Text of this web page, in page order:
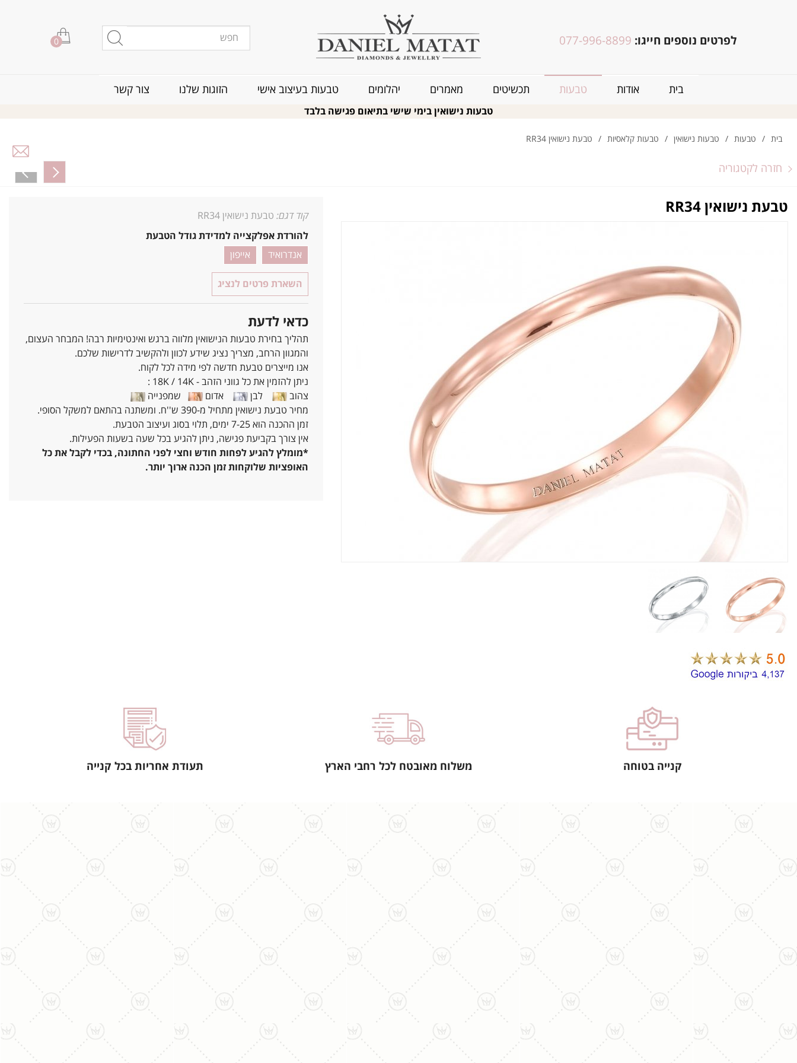
לפרטים נוספים חייגו: 077-996-8899
0
בית אודות טבעות תכשיטים מאמרים יהלומים טבעות בעיצוב אישי הזוגות שלנו צור קשר
טבעות נישואין בימי שישי בתיאום פגישה בלבד
בית / טבעות / טבעות נישואין / טבעות קלאסיות / טבעת נישואין RR34
חזרה לקטגוריה
טבעת נישואין RR34 קוד דגם: טבעת נישואין RR34
להורדת אפלקצייה למדידת גודל הטבעת
אנדרואיד
אייפון
השארת פרטים לנציג
כדאי לדעת
תהליך בחירת טבעות הנישואין מלווה ברגש ואינטימיות רבה! המבחר העצום,
והמגוון הרחב, מצריך נציג שידע לכוון ולהקשיב לדרישות שלכם.
אנו מייצרים טבעת חדשה לפי מידה לכל לקוח.
ניתן להזמין את כל גווני הזהב - 18K / 14K :
צהוב
לבן אדום
שמפנייה
מחיר טבעת נישואין מתחיל מ-390 ש''ח. ומשתנה בהתאם למשקל הסופי.
זמן ההכנה הוא 7-25 ימים, תלוי בסוג ועיצוב הטבעת.
אין צורך בקביעת פגישה, ניתן להגיע בכל שעה בשעות הפעילות.
*מומלץ להגיע לפחות חודש וחצי לפני החתונה, בכדי לקבל את כל
האופציות שלוקחות זמן הכנה ארוך יותר.
קנייה בטוחה משלוח מאובטח לכל רחבי הארץ תעודת אחריות בכל קנייה